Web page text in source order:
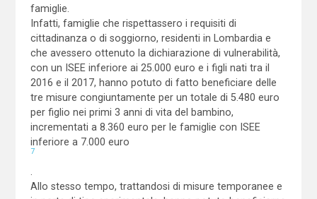
famiglie.
Infatti, famiglie che rispettassero i requisiti di
cittadinanza o di soggiorno, residenti in Lombardia e
che avessero ottenuto la dichiarazione di vulnerabilità,
con un ISEE inferiore ai 25.000 euro e i figli nati tra il
2016 e il 2017, hanno potuto di fatto beneficiare delle
tre misure congiuntamente per un totale di 5.480 euro
per figlio nei primi 3 anni di vita del bambino,
incrementati a 8.360 euro per le famiglie con ISEE
inferiore a 7.000 euro
7
Allo stesso tempo, trattandosi di misure temporanee e